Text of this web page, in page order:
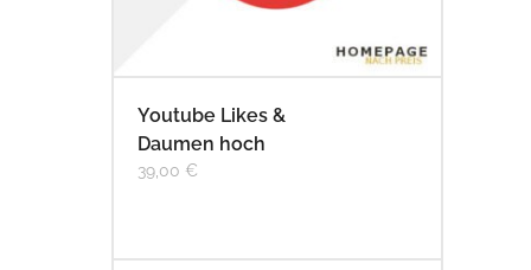
Youtube Likes &
Daumen hoch
39,00 €